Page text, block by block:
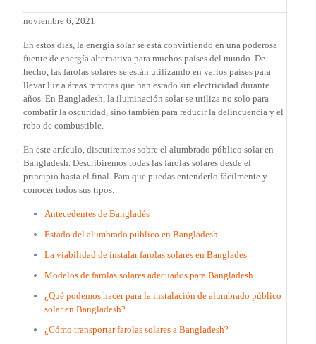
noviembre 6, 2021
En estos días, la energía solar se está convirtiendo en una poderosa
fuente de energía alternativa para muchos países del mundo. De
hecho, las farolas solares se están utilizando en varios países para
llevar luz a áreas remotas que han estado sin electricidad durante
años. En Bangladesh, la iluminación solar se utiliza no solo para
combatir la oscuridad, sino también para reducir la delincuencia y el
robo de combustible.
En este artículo, discutiremos sobre el alumbrado público solar en
Bangladesh. Describiremos todas las farolas solares desde el
principio hasta el final. Para que puedas entenderlo fácilmente y
conocer todos sus tipos.
Antecedentes de Bangladés
Estado del alumbrado público en Bangladesh
La viabilidad de instalar farolas solares en Banglades
Modelos de farolas solares adecuados para Bangladesh
¿Qué podemos hacer para la instalación de alumbrado público
solar en Bangladesh?
¿Cómo transportar farolas solares a Bangladesh?